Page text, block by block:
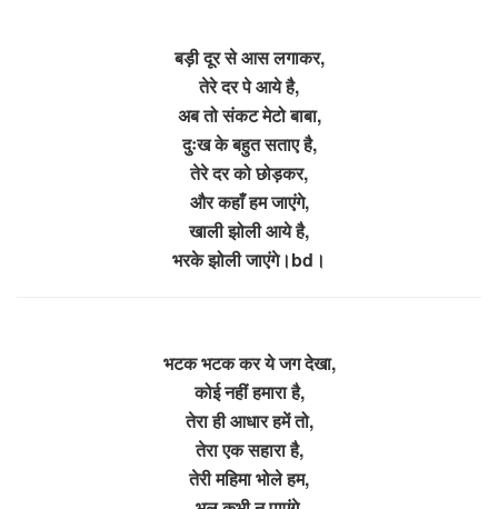
बड़ी दूर से आस लगाकर,
तेरे दर पे आये है,
अब तो संकट मेटो बाबा,
दुःख के बहुत सताए है,
तेरे दर को छोड़कर,
और कहाँ हम जाएंगे,
खाली झोली आये है,
भरके झोली जाएंगे।bd।
भटक भटक कर ये जग देखा,
कोई नहीं हमारा है,
तेरा ही आधार हमें तो,
तेरा एक सहारा है,
तेरी महिमा भोले हम,